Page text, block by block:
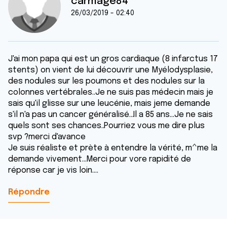
26/03/2019 - 02:40
J'ai mon papa qui est un gros cardiaque (8 infarctus 17
stents) on vient de lui découvrir une Myélodysplasie,
des nodules sur les poumons et des nodules sur la
colonnes vertébrales..Je ne suis pas médecin mais je
sais qu'il glisse sur une leucénie, mais jeme demande
s'il n'a pas un cancer généralisé...Il a 85 ans...Je ne sais
quels sont ses chances..Pourriez vous me dire plus
svp ?merci d'avance
Je suis réaliste et prète à entendre la vérité, m^me la
demande vivement...Merci pour vore rapidité de
réponse car je vis loin....
Répondre